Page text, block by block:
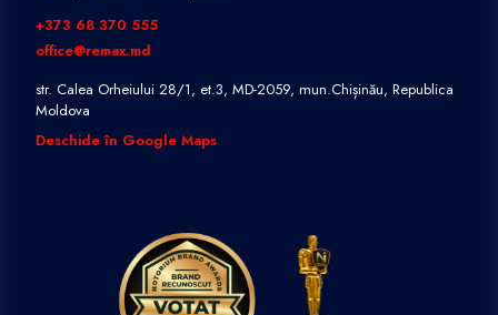
+373 68 370 555
office@remax.md
str. Calea Orheiului 28/1, et.3, MD-2059, mun.Chișinău, Republica
Moldova
Deschide în Google Maps